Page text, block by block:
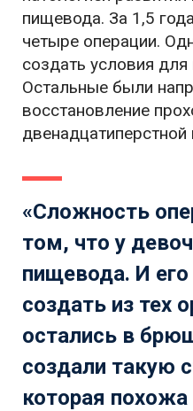
пищевода. За 1,5
четыре операции.
создать условия для
Остальные были
восстановление
двенадцатиперстной
«Сложность
том, что у
пищевода. И
создать из тех
остались в
создали такую
которая